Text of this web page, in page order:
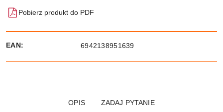
Pobierz produkt do PDF
EAN: 6942138951639
OPIS ZADAJ PYTANIE